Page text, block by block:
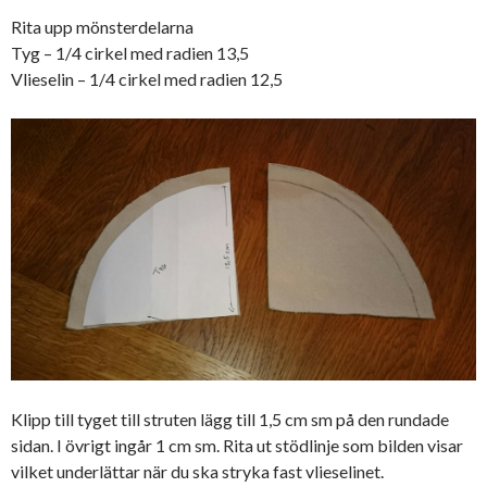
Rita upp mönsterdelarna
Tyg – 1/4 cirkel med radien 13,5
Vlieselin – 1/4 cirkel med radien 12,5
Klipp till tyget till struten lägg till 1,5 cm sm på den rundade
sidan. I övrigt ingår 1 cm sm. Rita ut stödlinje som bilden visar
vilket underlättar när du ska stryka fast vlieselinet.